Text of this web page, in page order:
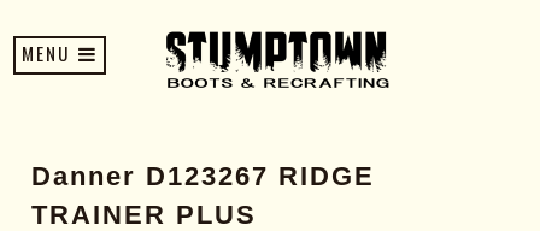
MENU
Danner D123267 RIDGE
TRAINER PLUS